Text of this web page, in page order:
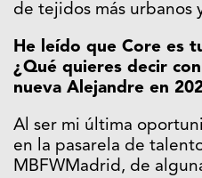
de tejidos más urbanos
He leído que Core es
¿Qué quieres decir
nueva Alejandre en
Al ser mi última
en la pasarela de
MBFWMadrid, de